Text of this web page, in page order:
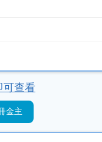
可查看
金主